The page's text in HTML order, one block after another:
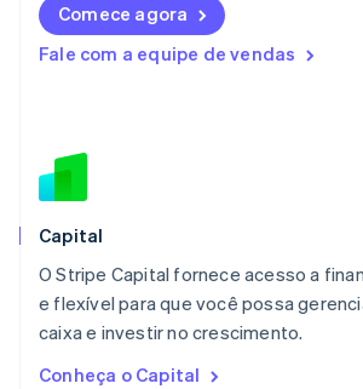
Comece agora
Fale com a equipe de vendas
Capital
O Stripe Capital fornece acesso a
e flexível para que você possa
caixa e investir no crescimento.
Conheça o Capital
Lituânia
English
Luxemburgo
Malta
México
Español
English
Nova Zelândia
English
NederlandsEnglish